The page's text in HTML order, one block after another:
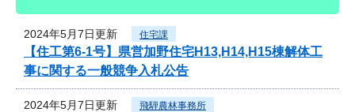
2024年5月7日更新 住宅課
【住工第6-1号】県営加野住宅H13,H14,H15棟解体工
事に関する一般競争入札公告
2024年5月7日更新 飛騨農林事務所